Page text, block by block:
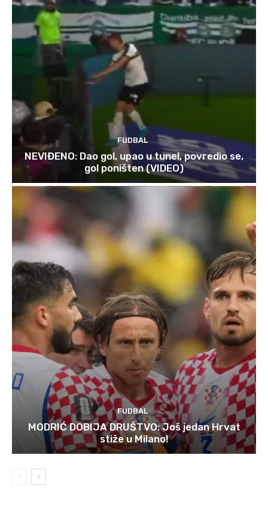
FUDBAL
NEVIĐENO: Dao gol, upao u tunel, povredio se,
gol poništen (VIDEO)
FUDBAL
MODRIĆ DOBIJA DRUŠTVO: Još jedan Hrvat
stiže u Milano!